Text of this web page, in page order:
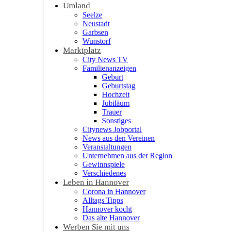
Umland
Seelze
Neustadt
Garbsen
Wunstorf
Marktplatz
City News TV
Familienanzeigen
Geburt
Geburtstag
Hochzeit
Jubiläum
Trauer
Sonstiges
Citynews Jobportal
News aus den Vereinen
Veranstaltungen
Unternehmen aus der Region
Gewinnspiele
Verschiedenes
Leben in Hannover
Corona in Hannover
Alltags Tipps
Hannover kocht
Das alte Hannover
Werben Sie mit uns